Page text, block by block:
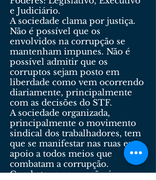
e Judiciário.
A sociedade clama por justiça.
Não é possível que os
envolvidos na corrupção se
mantenham impunes. Não é
possível admitir que os
corruptos sejam posto em
liberdade como vem ocorrendo
diariamente, principalmente
com as decisões do STF.
A sociedade organizada,
principalmente o movimento
sindical dos trabalhadores, tem
que se manifestar nas ruas em
apoio a todos meios que
combatam a corrupção.
Combater a corrupção é